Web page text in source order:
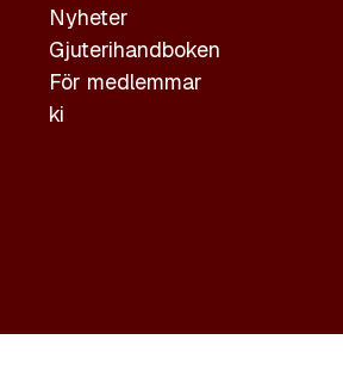
Nyheter
Gjuterihandboken
För medlemmar
ki